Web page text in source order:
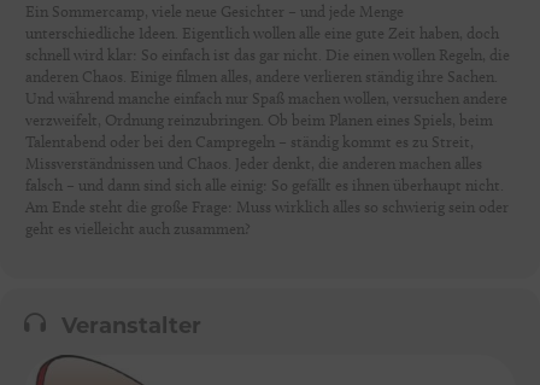
Ein Sommercamp, viele neue Gesichter – und jede Menge
unterschiedliche Ideen. Eigentlich wollen alle eine gute Zeit haben, doch
schnell wird klar: So einfach ist das gar nicht. Die einen wollen Regeln, die
anderen Chaos. Einige filmen alles, andere verlieren ständig ihre Sachen.
Und während manche einfach nur Spaß machen wollen, versuchen andere
verzweifelt, Ordnung reinzubringen. Ob beim Planen eines Spiels, beim
Talentabend oder bei den Campregeln – ständig kommt es zu Streit,
Missverständnissen und Chaos. Jeder denkt, die anderen machen alles
falsch – und dann sind sich alle einig: So gefällt es ihnen überhaupt nicht.
Am Ende steht die große Frage: Muss wirklich alles so schwierig sein oder
geht es vielleicht auch zusammen?
Veranstalter